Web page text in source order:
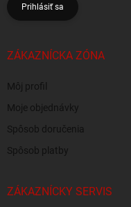
Prihlásiť sa
ZÁKAZNÍCKA ZÓNA
Môj profil
Moje objednávky
Spôsob doručenia
Spôsob platby
ZÁKAZNÍCKY SERVIS